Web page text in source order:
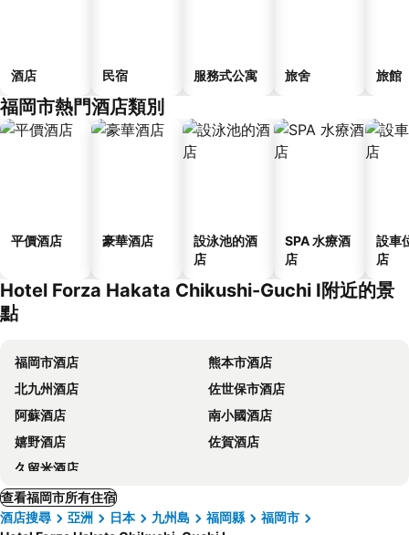
酒店 民宿 服務式公寓 旅舍 旅館
福岡市熱門酒店類別
平價酒店 豪華酒店
設泳池的酒
店
SPA 水療酒
店
設車
店
Hotel Forza Hakata Chikushi-Guchi Ⅰ附近的景
點
福岡市酒店
熊本市酒店
北九州酒店
佐世保市酒店
阿蘇酒店
南小國酒店
嬉野酒店
佐賀酒店
久留米酒店
查看福岡市所有住宿
酒店搜尋
亞洲 日本 九州島 福岡縣
福岡市